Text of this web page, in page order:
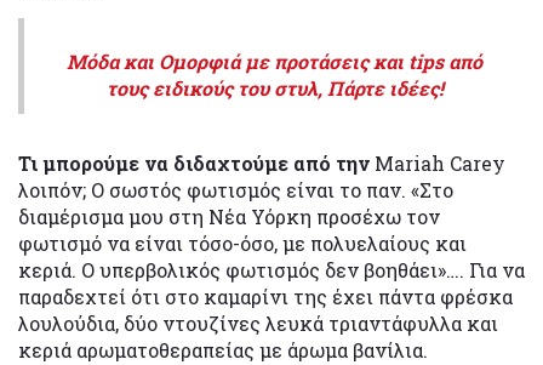
Μόδα και Ομορφιά με προτάσεις και tips από
τους ειδικούς του στυλ, Πάρτε ιδέες!
Τι μπορούμε να διδαχτούμε από την Mariah Carey
λοιπόν; Ο σωστός φωτισμός είναι το παν. «Στο
διαμέρισμα μου στη Νέα Υόρκη προσέχω τον
φωτισμό να είναι τόσο-όσο, με πολυελαίους και
κεριά. Ο υπερβολικός φωτισμός δεν βοηθάει»…. Για να
παραδεχτεί ότι στο καμαρίνι της έχει πάντα φρέσκα
λουλούδια, δύο ντουζίνες λευκά τριαντάφυλλα και
κεριά αρωματοθεραπείας με άρωμα βανίλια.